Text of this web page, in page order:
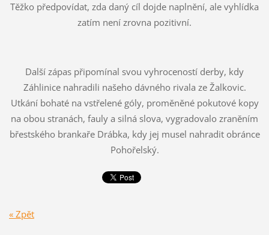
Těžko předpovídat, zda daný cíl dojde naplnění, ale vyhlídka
zatím není zrovna pozitivní.
Další zápas připomínal svou vyhroceností derby, kdy
Záhlinice nahradili našeho dávného rivala ze Žalkovic.
Utkání bohaté na vstřelené góly, proměněné pokutové kopy
na obou stranách, fauly a silná slova, vygradovalo zraněním
břestského brankaře Drábka, kdy jej musel nahradit obránce
Pohořelský.
« Zpět